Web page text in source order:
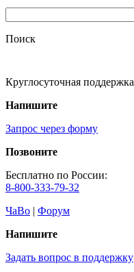
Поиск
Круглосуточная поддержка
Напишите
Запрос через форму
Позвоните
Бесплатно по России:
8-800-333-79-32
ЧаВо | Форум
Напишите
Задать вопрос в поддержку